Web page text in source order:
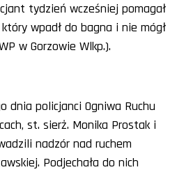
tydzień wcześniej pomagał
wpadł do bagna i nie mógł
w Gorzowie Wlkp.).
dnia policjanci Ogniwa Ruchu
st. sierż. Monika Prostak i
nadzór nad ruchem
Podjechała do nich